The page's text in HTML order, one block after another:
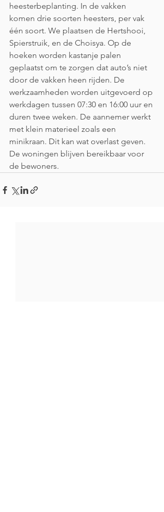
heesterbeplanting. In de vakken
komen drie soorten heesters, per vak
één soort. We plaatsen de Hertshooi,
Spierstruik, en de Choisya. Op de
hoeken worden kastanje palen
geplaatst om te zorgen dat auto’s niet
door de vakken heen rijden. De
werkzaamheden worden uitgevoerd op
werkdagen tussen 07:30 en 16:00 uur en
duren twee weken. De aannemer werkt
met klein materieel zoals een
minikraan. Dit kan wat overlast geven.
De woningen blijven bereikbaar voor
de bewoners.